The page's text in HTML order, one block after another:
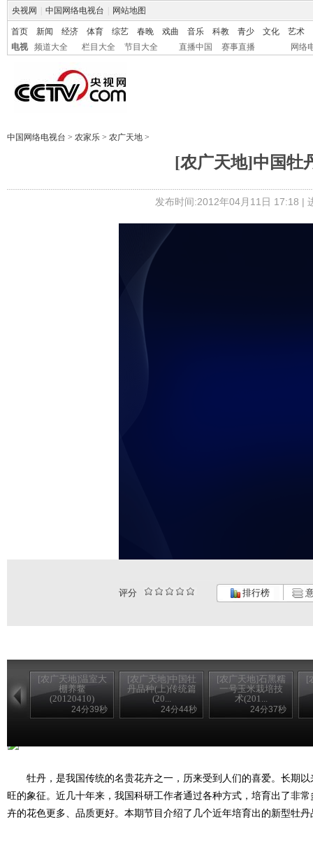
央视网 中国网络电视台 网站地图
首页 新闻 经济 体育 综艺 春晚 戏曲 音乐 科教 青少 文化
艺术
电视
频道大全 栏目大全 节目大全 直播中国 赛事直播 网络
中国网络电视台 > 农家乐 > 农广天地 >
[农广天地]中国牡
发布时间:2012年04月11日 17:18 |
评分 排行榜
[农广天地]温室大
棚养鳖
(20120410)
24分39秒
[农广天地]中国牡
丹品种(上)传统篇
(20...
24分44秒
[农广天地]石黑糯
一号玉米栽培技
术(201...
24分37秒
[
牡丹，是我国传统的名贵花卉之一，历来受到人们的喜爱。长期以
旺的象征。近几十年来，我国科研工作者通过各种方式，培育出了非
卉的花色更多、品质更好。本期节目介绍了几个近年培育出的新型牡丹